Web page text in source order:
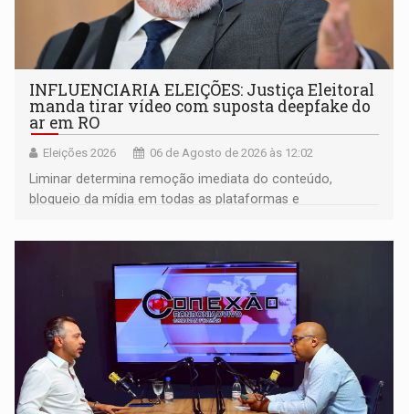
INFLUENCIARIA ELEIÇÕES: Justiça Eleitoral
manda tirar vídeo com suposta deepfake do
ar em RO
Eleições 2026 06 de Agosto de 2026 às 12:02
Liminar determina remoção imediata do conteúdo,
bloqueio da mídia em todas as plataformas e